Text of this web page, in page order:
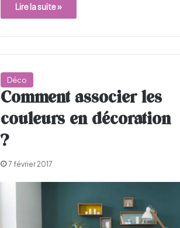
Lire la suite »
Déco
Comment associer les
couleurs en décoration
?
7 février 2017